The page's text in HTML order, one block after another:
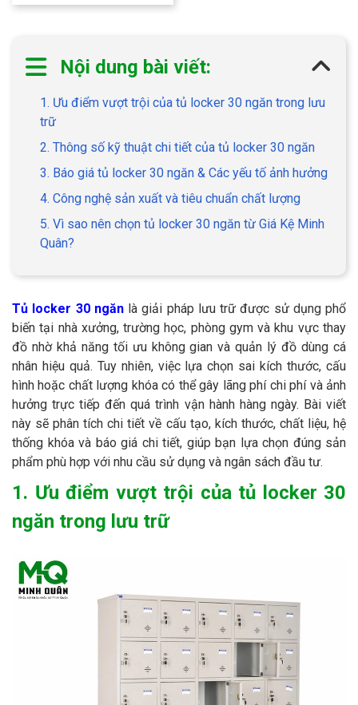
Nội dung bài viết:
1. Ưu điểm vượt trội của tủ locker 30 ngăn trong lưu
trữ
2. Thông số kỹ thuật chi tiết của tủ locker 30 ngăn
3. Báo giá tủ locker 30 ngăn & Các yếu tố ảnh hưởng
4. Công nghệ sản xuất và tiêu chuẩn chất lượng
5. Vì sao nên chọn tủ locker 30 ngăn từ Giá Kệ Minh
Quân?
Tủ locker 30 ngănlà giải pháp lưu trữ được sử dụng phổ
biến tại nhà xưởng, trường học, phòng gym và khu vực thay
đồ nhờ khả năng tối ưu không gian và quản lý đồ dùng cá
nhân hiệu quả. Tuy nhiên, việc lựa chọn sai kích thước, cấu
hình hoặc chất lượng khóa có thể gây lãng phí chi phí và ảnh
hưởng trực tiếp đến quá trình vận hành hàng ngày. Bài viết
này sẽ phân tích chi tiết về cấu tạo, kích thước, chất liệu, hệ
thống khóa và báo giá chi tiết, giúp bạn lựa chọn đúng sản
phẩm phù hợp với nhu cầu sử dụng và ngân sách đầu tư.
1. Ưu điểm vượt trội của tủ locker 30
ngăn trong lưu trữ